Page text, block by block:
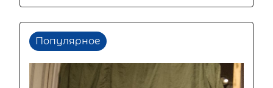
Популярное